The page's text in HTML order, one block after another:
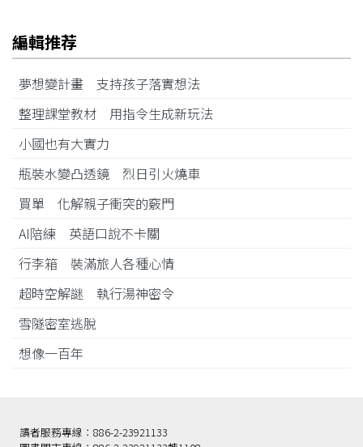
編輯推荐
夢想變計畫 支持孩子落實想法
整理課堂教材 用指令生成新玩法
小國也有大實力
瓶裝水變凸透鏡 烈日引火燒車
買單 化解親子衝突的竅門
AI陪練 英語口說不卡關
行李箱 裝滿旅人各種心情
超時空解謎 執行湯神密令
雪隧密室逃脫
想像一百年
讀者服務專線：886-2-23921133